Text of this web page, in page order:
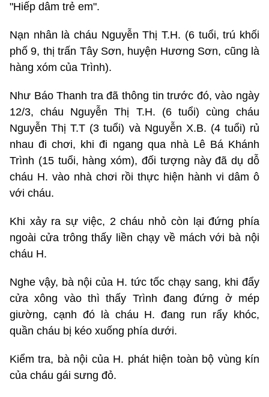
"Hiếp dâm trẻ em".
Nạn nhân là cháu Nguyễn Thị T.H. (6 tuổi, trú khối
phố 9, thị trấn Tây Sơn, huyện Hương Sơn, cũng là
hàng xóm của Trình).
Như Báo Thanh tra đã thông tin trước đó, vào ngày
12/3, cháu Nguyễn Thị T.H. (6 tuổi) cùng cháu
Nguyễn Thị T.T (3 tuổi) và Nguyễn X.B. (4 tuổi) rủ
nhau đi chơi, khi đi ngang qua nhà Lê Bá Khánh
Trình (15 tuổi, hàng xóm), đối tượng này đã dụ dỗ
cháu H. vào nhà chơi rồi thực hiện hành vi dâm ô
với cháu.
Khi xảy ra sự việc, 2 cháu nhỏ còn lại đứng phía
ngoài cửa trông thấy liền chạy về mách với bà nội
cháu H.
Nghe vậy, bà nội của H. tức tốc chạy sang, khi đẩy
cửa xông vào thì thấy Trình đang đứng ở mép
giường, cạnh đó là cháu H. đang run rẩy khóc,
quần cháu bị kéo xuống phía dưới.
Kiểm tra, bà nội của H. phát hiện toàn bộ vùng kín
của cháu gái sưng đỏ.